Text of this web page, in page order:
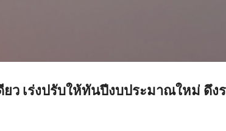
ว เร่งปรับให้ทันปีงบประมาณใหม่ ดึง